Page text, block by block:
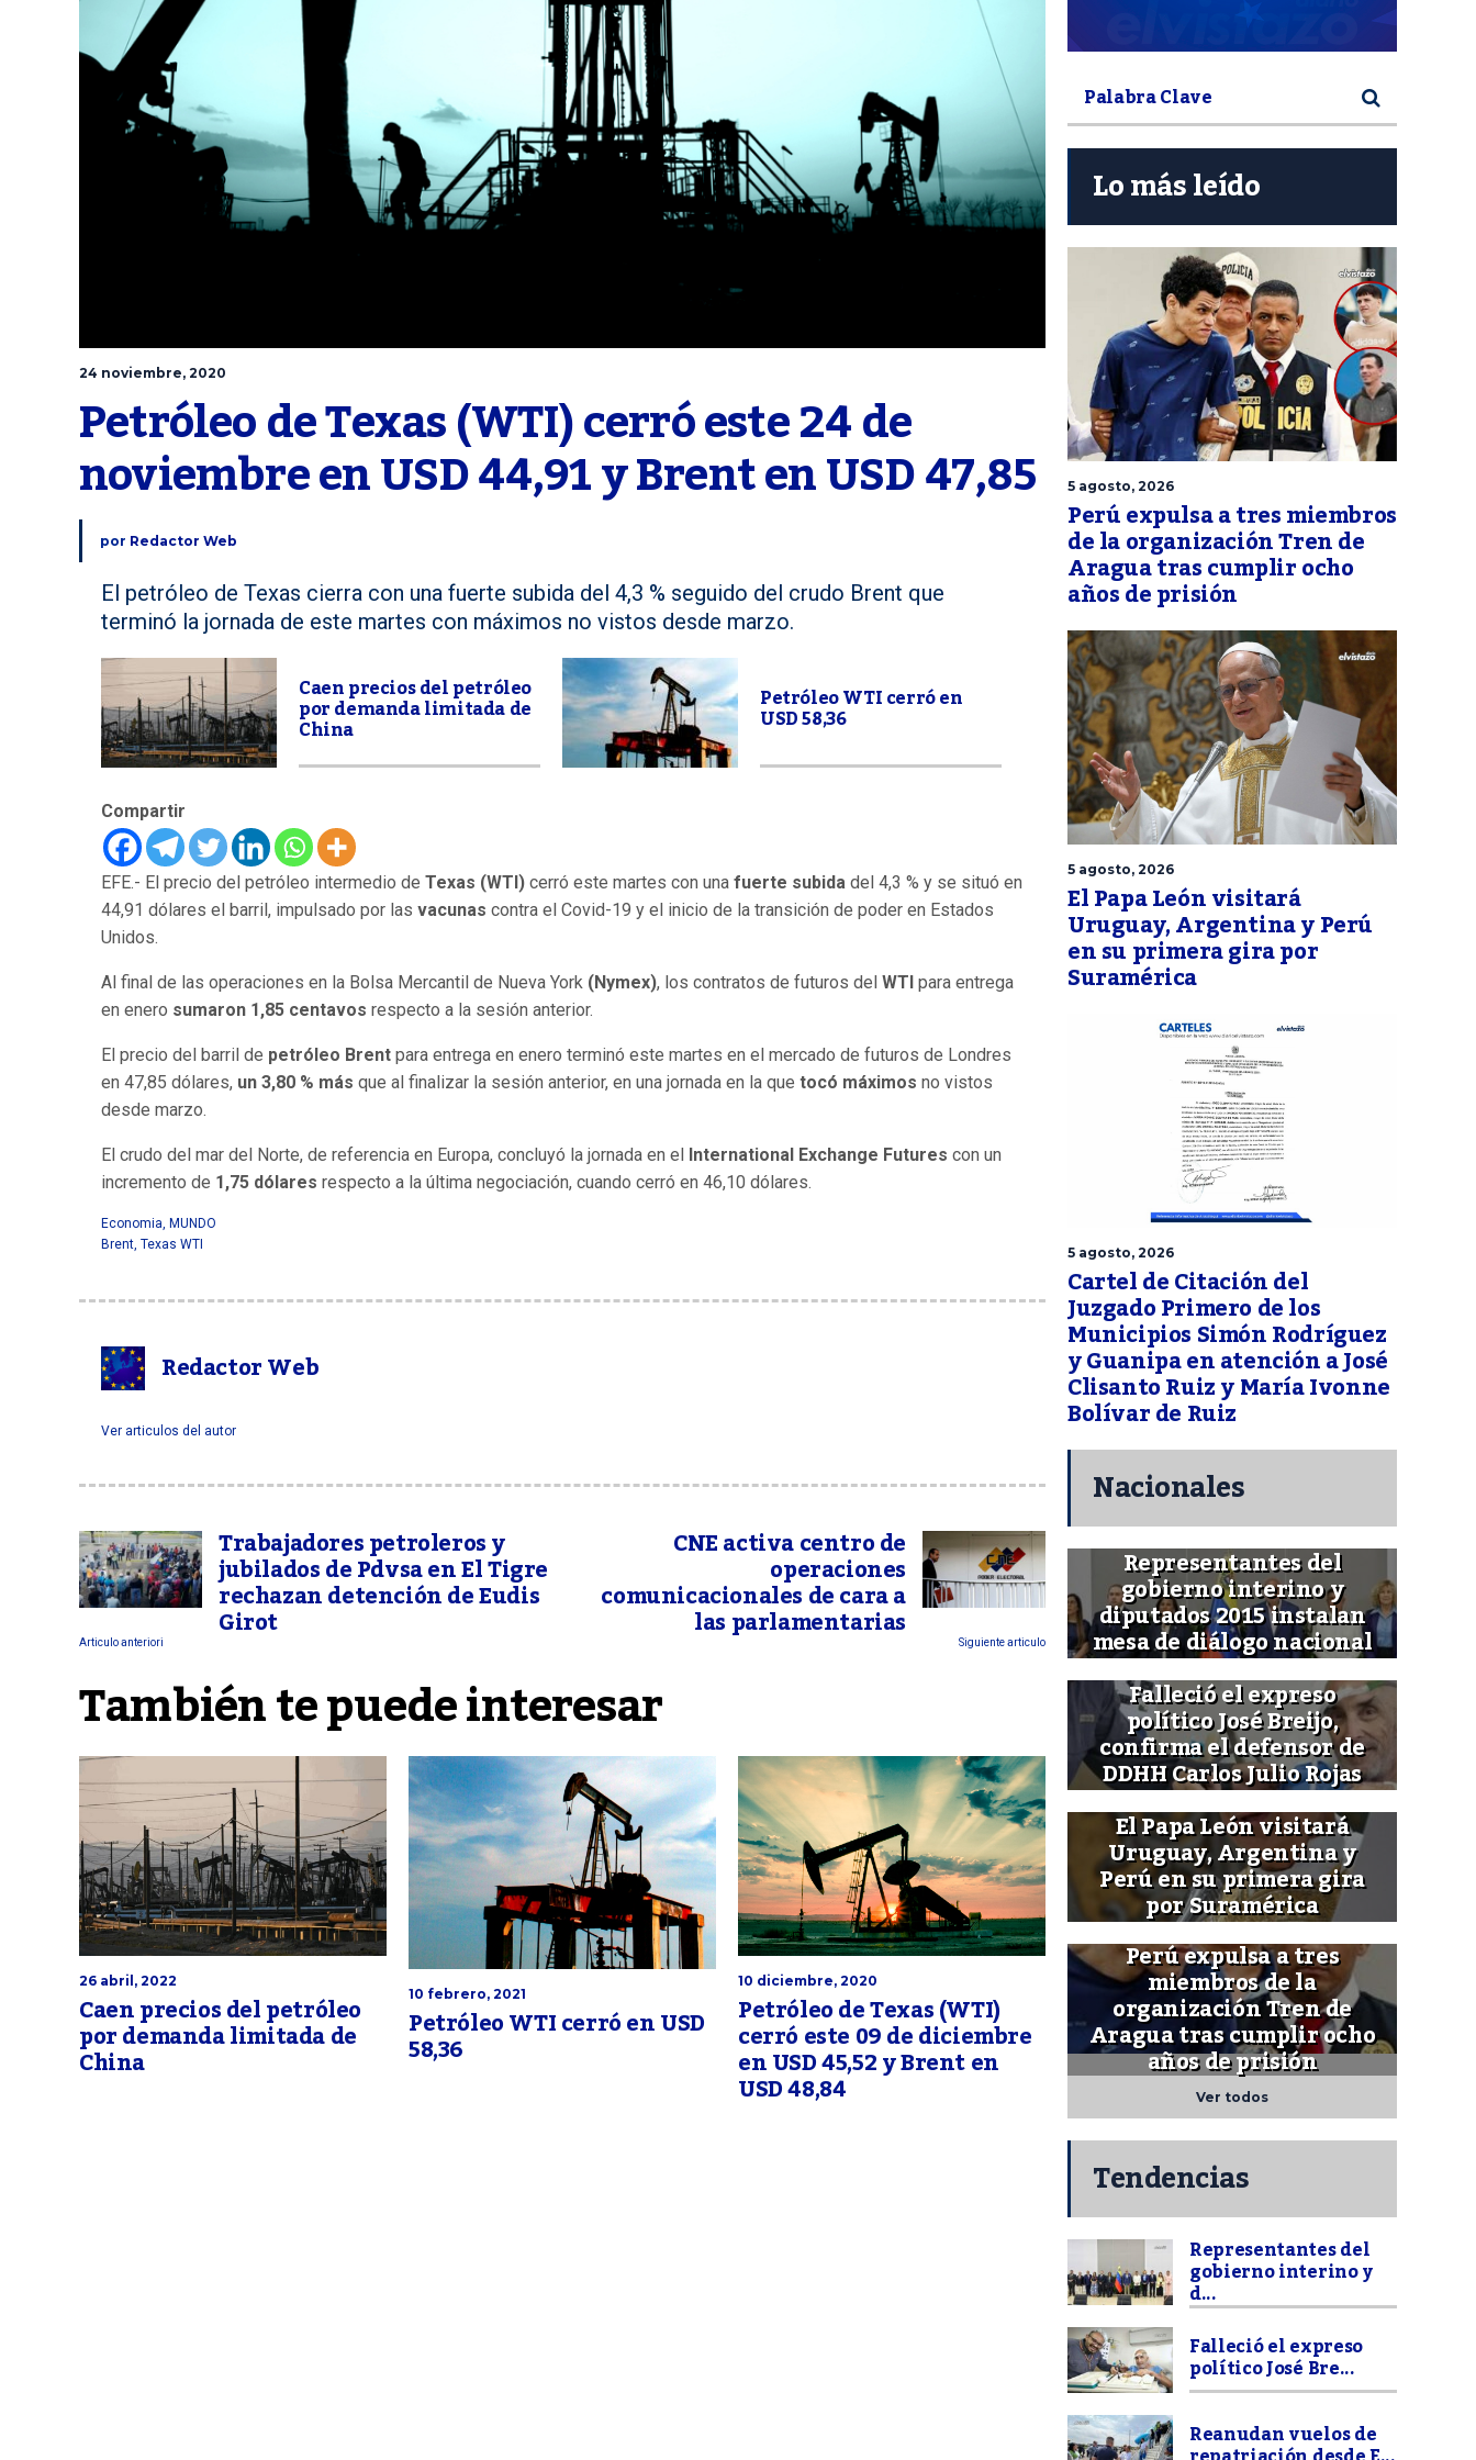
24 noviembre, 2020
Petróleo de Texas (WTI) cerró este 24 de
noviembre en USD 44,91 y Brent en USD 47,85
por Redactor Web
El petróleo de Texas cierra con una fuerte subida del 4,3 % seguido del crudo Brent que
terminó la jornada de este martes con máximos no vistos desde marzo.
Caen precios del petróleo
por demanda limitada de
China
Petróleo WTI cerró en
USD 58,36
Compartir
EFE.- El precio del petróleo intermedio de Texas (WTI) cerró este martes con una fuerte subida del 4,3 % y se situó en
44,91 dólares el barril, impulsado por las vacunas contra el Covid-19 y el inicio de la transición de poder en Estados
Unidos.
Al final de las operaciones en la Bolsa Mercantil de Nueva York (Nymex), los contratos de futuros del WTI para entrega
en enero sumaron 1,85 centavos respecto a la sesión anterior.
El precio del barril de petróleo Brent para entrega en enero terminó este martes en el mercado de futuros de Londres
en 47,85 dólares, un 3,80 % más que al finalizar la sesión anterior, en una jornada en la que tocó máximos no vistos
desde marzo.
El crudo del mar del Norte, de referencia en Europa, concluyó la jornada en el International Exchange Futures con un
incremento de 1,75 dólares respecto a la última negociación, cuando cerró en 46,10 dólares.
Economia, MUNDO
Brent, Texas WTI
Redactor Web
Ver articulos del autor
Trabajadores petroleros y
jubilados de Pdvsa en El Tigre
rechazan detención de Eudis
Girot
Articulo anteriori
CNE activa centro de
operaciones
comunicacionales de cara a
las parlamentarias Siguiente articulo
También te puede interesar
26 abril, 2022
Caen precios del petróleo
por demanda limitada de
China
10 febrero, 2021
Petróleo WTI cerró en USD
58,36
10 diciembre, 2020
Petróleo de Texas (WTI)
cerró este 09 de diciembre
en USD 45,52 y Brent en
USD 48,84
Lo más leído
5 agosto, 2026
Perú expulsa a tres miembros
de la organización Tren de
Aragua tras cumplir ocho
años de prisión
5 agosto, 2026
El Papa León visitará
Uruguay, Argentina y Perú
en su primera gira por
Suramérica
5 agosto, 2026
Cartel de Citación del
Juzgado Primero de los
Municipios Simón Rodríguez
y Guanipa en atención a José
Clisanto Ruiz y María Ivonne
Bolívar de Ruiz
Nacionales
Representantes del
gobierno interino y
diputados 2015 instalan
mesa de diálogo nacional
Falleció el expreso
político José Breijo,
confirma el defensor de
DDHH Carlos Julio Rojas
El Papa León visitará
Uruguay, Argentina y
Perú en su primera gira
por Suramérica
Perú expulsa a tres
miembros de la
organización Tren de
Aragua tras cumplir ocho
años de prisión
Ver todos
Tendencias
Representantes del
gobierno interino y
d...
Falleció el expreso
político José Bre...
Reanudan vuelos de